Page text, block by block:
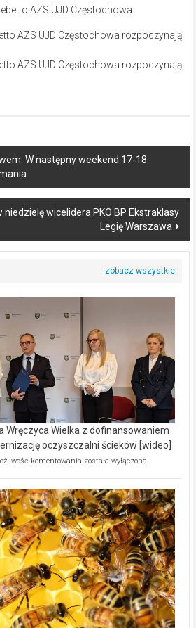
AZS UJD Częstochowa
W następny weekend 17-18
niedzielę wicelidera PKO BP Ekstraklasy
Legię Warszawa
Wręczyca Wielka z dofinansowaniem
oczyszczalni ścieków [wideo]
komentowania Ekologiczne
Wręczyca
Wielka
z
dofinansowaniem
ponad
15,6
mln
na
modernizację
oczyszczalni
ścieków
[wideo]
została wyłączona